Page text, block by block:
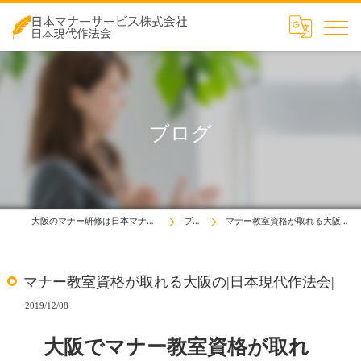
ブログ
大阪のマナー研修は日本マナーサービス株式会社 ブログ マナー教室資格が取れる大阪の|日本現代作法会|
マナー教室資格が取れる大阪の|日本現代作法会|
2019/12/08
大阪でマナー教室資格が取れ